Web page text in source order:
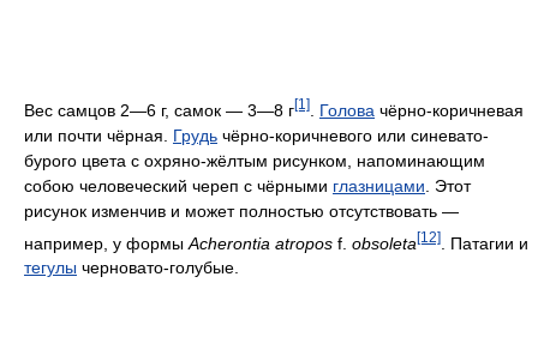
Вес самцов 2—6 г, самок — 3—8 г[1] Голова чёрно-коричневая
или почти чёрная. Грудь чёрно-коричневого или синевато-
бурого цвета с охряно-жёлтым рисунком, напоминающим
собою человеческий череп с чёрными глазницами . Этот
рисунок изменчив и может полностью отсутствовать —
например, у формы Acherontia atropos f. obsoleta[12]
. Патагии и
тегулы черновато-голубые.